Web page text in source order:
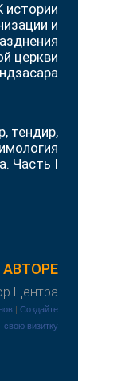
истории
и
церкви
тендир,
Часть I
АВТОРЕ
Центра
| Создайте
свою визитку